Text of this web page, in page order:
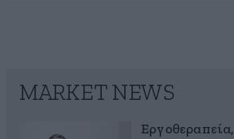
MARKET NEWS
Εργοθεραπεία,